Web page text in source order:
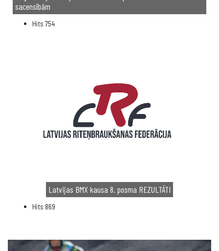
sacensībām
Hits 754
Latvijas BMX kausa 8. posma REZULTĀTI
Hits 869